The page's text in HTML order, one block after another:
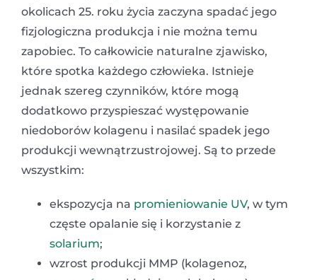
okolicach 25. roku życia zaczyna spadać jego
fizjologiczna produkcja i nie można temu
zapobiec. To całkowicie naturalne zjawisko,
które spotka każdego człowieka. Istnieje
jednak szereg czynników, które mogą
dodatkowo przyspieszać występowanie
niedoborów kolagenu i nasilać spadek jego
produkcji wewnątrzustrojowej. Są to przede
wszystkim:
ekspozycja na promieniowanie UV, w tym
częste opalanie się i korzystanie z
solarium;
wzrost produkcji MMP (kolagenoz,